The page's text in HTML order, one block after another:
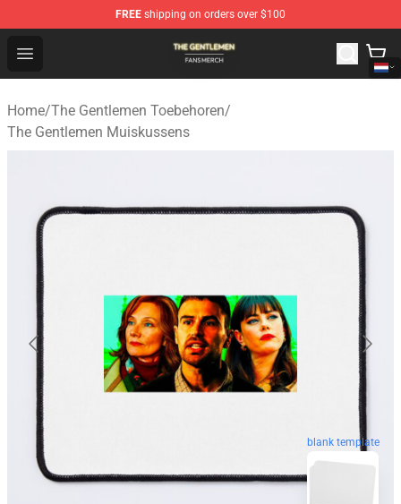
FREE shipping on orders over $100
Open menu
The Gentlemen Shop - Official The Gentlemen
Home/The Gentlemen Toebehoren/
The Gentlemen Muiskussens
blank template